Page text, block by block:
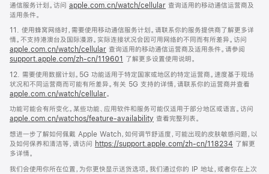
通信服务计划。访问 apple.com.cn/watch/cellular 查询适用的移动通信运营商及
适用条件。
11. 使用蜂窝网络时，需要使用移动通信服务计划。请联系你的服务提供商了解更多详
情。不支持港澳台及国际漫游。实际连接状况会因可用网络的不同而有所差异。访问
apple.com.cn/watch/cellular 查询适用的移动通信运营商及适用条件。请参阅
support.apple.com/zh-cn/119601
了解更多设置使用说明。
12. 需要使用数据计划。5G 功能适用于特定国家或地区的特定运营商。速度基于现场
状况和不同运营商而可能有所差异。有关 5G 支持的详情，请联系你的运营商并查看
apple.com.cn/watch/cellular。
功能可能会有所变化。某些功能、应用软件和服务可能仅适用于部分地区或语言。访问
apple.com.cn/watchos/feature-availability 查看完整列表。
想进一步了解如何佩戴 Apple Watch，如何调节舒适度，可能出现的皮肤敏感问题，以
及如何保养和清洁等，请访问 https://support.apple.com/zh-cn/118234 了解更
多详情。
我们会使用你所在位置，为你更快显示送货选项。我们通过你的 IP 地址，或者你在上次